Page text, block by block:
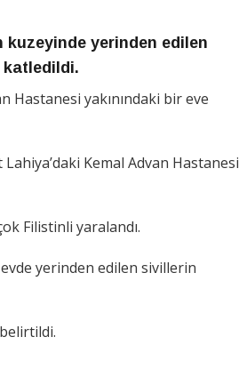
kuzeyinde yerinden edilen
katledildi.
Hastanesi yakınındaki bir eve
Kemal Advan Hastanesi
Filistinli yaralandı.
yerinden edilen sivillerin